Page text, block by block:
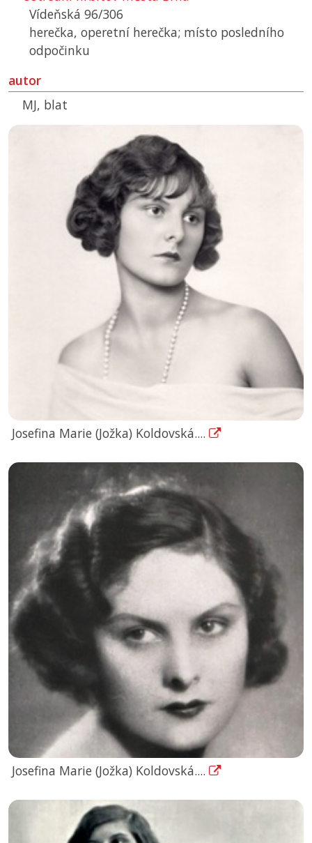
Vídeňská 96/306
herečka, operetní herečka; místo posledního
odpočinku
autor
MJ, blat
Josefina Marie (Jožka) Koldovská....
Josefina Marie (Jožka) Koldovská....